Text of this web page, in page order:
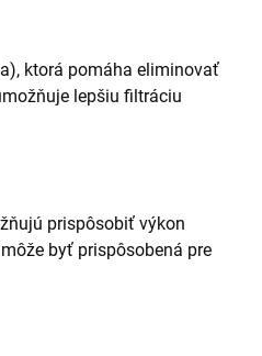
ktorá pomáha eliminovať
lepšiu filtráciu
prispôsobiť výkon
byť prispôsobená pre